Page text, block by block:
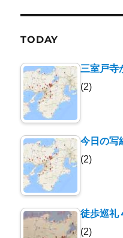
TODAY
三室戸寺
(2)
今日の写
(2)
徒歩巡礼
(2)